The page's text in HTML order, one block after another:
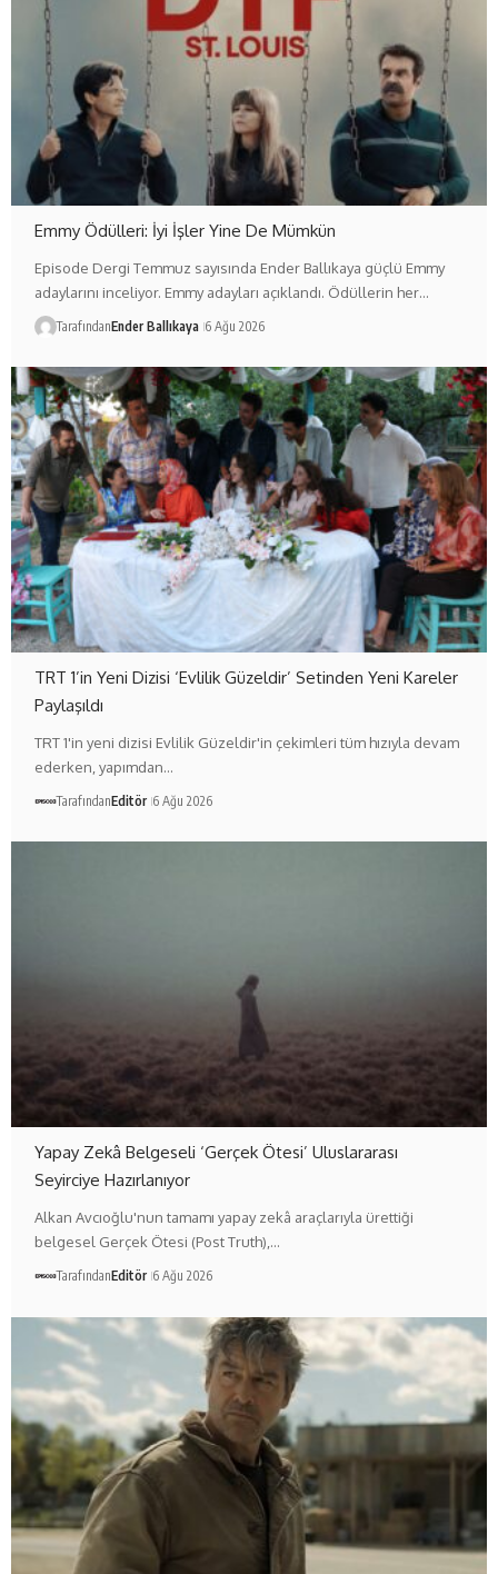
Emmy Ödülleri: İyi İşler Yine De Mümkün
Episode Dergi Temmuz sayısında Ender Ballıkaya güçlü Emmy
adaylarını inceliyor. Emmy adayları açıklandı. Ödüllerin her…
TarafındanEnder Ballıkaya 6 Ağu 2026
TRT 1’in Yeni Dizisi ‘Evlilik Güzeldir’ Setinden Yeni Kareler
Paylaşıldı
TRT 1'in yeni dizisi Evlilik Güzeldir'in çekimleri tüm hızıyla devam
ederken, yapımdan…
TarafındanEditör 6 Ağu 2026
Yapay Zekâ Belgeseli ‘Gerçek Ötesi’ Uluslararası
Seyirciye Hazırlanıyor
Alkan Avcıoğlu'nun tamamı yapay zekâ araçlarıyla ürettiği
belgesel Gerçek Ötesi (Post Truth),…
TarafındanEditör 6 Ağu 2026